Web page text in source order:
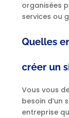
organisées
services ou
Quelles
créer un
Vous vous
besoin d’un
entreprise